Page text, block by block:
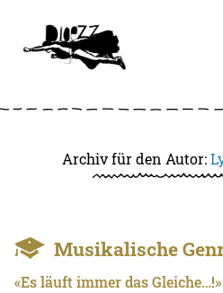
Archiv für den Autor:
Musikalische
«Es läuft immer das